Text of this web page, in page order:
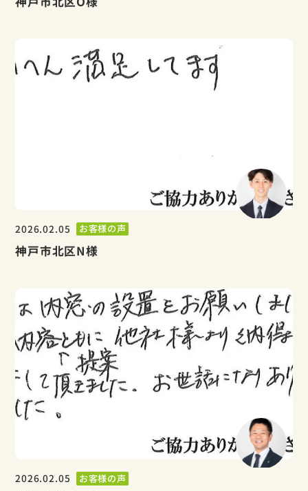
2026.02.05 お客様の声
神戸市北区N様
2026.02.05 お客様の声